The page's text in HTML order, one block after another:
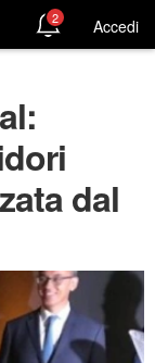
2 Accedi
dal